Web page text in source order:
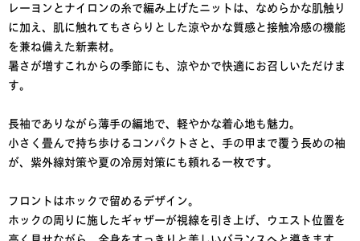
レーヨンとナイロンの糸で編み上げたニットは、なめらかな肌触り
に加え、肌に触れてもさらりとした涼やかな質感と接触冷感の機能
を兼ね備えた新素材。
暑さが増すこれからの季節にも、涼やかで快適にお召しいただけま
す。
長袖でありながら薄手の編地で、軽やかな着心地も魅力。
小さく畳んで持ち歩けるコンパクトさと、手の甲まで覆う長めの袖
が、紫外線対策や夏の冷房対策にも頼れる一枚です。
フロントはホックで留めるデザイン。
ホックの周りに施したギャザーが視線を引き上げ、ウエスト位置を